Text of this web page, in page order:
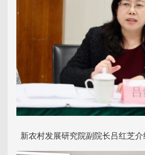
新农村发展研究院副院长吕红芝